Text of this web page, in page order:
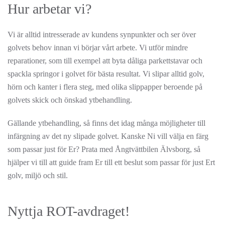
Hur arbetar vi?
Vi är alltid intresserade av kundens synpunkter och ser över
golvets behov innan vi börjar vårt arbete. Vi utför mindre
reparationer, som till exempel att byta dåliga parkettstavar och
spackla springor i golvet för bästa resultat. Vi slipar alltid golv,
hörn och kanter i flera steg, med olika slippapper beroende på
golvets skick och önskad ytbehandling.
Gällande ytbehandling, så finns det idag många möjligheter till
infärgning av det ny slipade golvet. Kanske Ni vill välja en färg
som passar just för Er? Prata med Ångtvättbilen Älvsborg, så
hjälper vi till att guide fram Er till ett beslut som passar för just Ert
golv, miljö och stil.
Nyttja ROT-avdraget!